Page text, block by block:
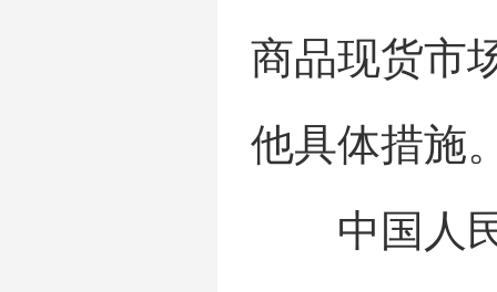
商品现货市
他具体措施
中国人民